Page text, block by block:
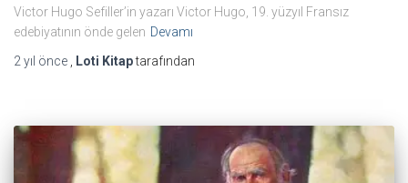
Victor Hugo Sefiller’in yazarı Victor Hugo, 19. yüzyıl Fransız
edebiyatının önde gelen Devamı
2 yıl önce Loti Kitaptarafından